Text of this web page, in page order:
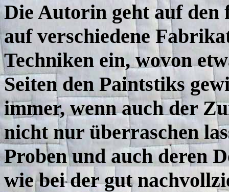
Die Autorin geht auf den
auf verschiedene
Techniken ein, wovon
Seiten den Paintstiks
immer, wenn auch der
nicht nur überraschen
Proben und auch deren
wie bei der gut